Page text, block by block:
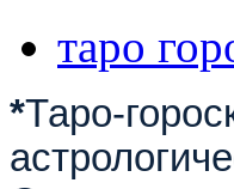
таро
*Таро-